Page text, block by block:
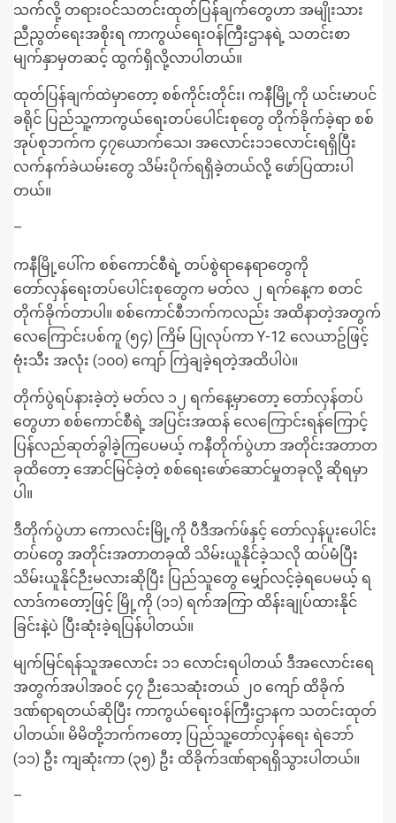
သက်လို့ တရားဝင်သတင်းထုတ်ပြန်ချက်တွေဟာ အမျိုးသား
ညီညွတ်ရေးအစိုးရ ကာကွယ်ရေးဝန်ကြီးဌာနရဲ့ သတင်းစာ
မျက်နှာမှတဆင့် ထွက်ရှိလို့လာပါတယ်။
ထုတ်ပြန်ချက်ထဲမှာတော့ စစ်ကိုင်းတိုင်း၊ ကနီမြို့ကို ယင်းမာပင်
ခရိုင် ပြည်သူ့ကာကွယ်ရေးတပ်ပေါင်းစုတွေ တိုက်ခိုက်ခဲ့ရာ စစ်
အုပ်စုဘက်က ၄၇ယောက်သေ၊ အလောင်း၁၁လောင်းရရှိပြီး
လက်နက်ခဲယမ်းတွေ သိမ်းပိုက်ရရှိခဲ့တယ်လို့ ဖော်ပြထားပါ
တယ်။
–
ကနီမြို့ပေါ်က စစ်ကောင်စီရဲ့ တပ်စွဲရာနေရာတွေကို
တော်လှန်ရေးတပ်ပေါင်းစုတွေက မတ်လ ၂ ရက်နေ့က စတင်
တိုက်ခိုက်တာပါ။ စစ်ကောင်စီဘက်ကလည်း အထိနာတဲ့အတွက်
လေကြောင်းပစ်ကူ (၅၄) ကြိမ် ပြုလုပ်ကာ Y-12 လေယာဥ်ဖြင့်
ဗုံးသီး အလုံး (၁၀၀) ကျော် ကြဲချခဲ့ရတဲ့အထိပါပဲ။
တိုက်ပွဲရပ်နားခဲ့တဲ့ မတ်လ ၁၂ ရက်နေ့မှာတော့ တော်လှန်တပ်
တွေဟာ စစ်ကောင်စီရဲ့ အပြင်းအထန် လေကြောင်းရန်ကြောင့်
ပြန်လည်ဆုတ်ခွါခဲ့ကြပေမယ့် ကနီတိုက်ပွဲဟာ အတိုင်းအတာတ
ခုထိတော့ အောင်မြင်ခဲ့တဲ့ စစ်ရေးဖော်ဆောင်မှုတခုလို့ ဆိုရမှာ
ပါ။
ဒီတိုက်ပွဲဟာ ကောလင်းမြို့ကို ပီဒီအက်ဖ်နှင့် တော်လှန်ပူးပေါင်း
တပ်တွေ အတိုင်းအတာတခုထိ သိမ်းယူနိုင်ခဲ့သလို ထပ်မံပြီး
သိမ်းယူနိုင်ဉီးမလားဆိုပြီး ပြည်သူတွေ မျှော်လင့်ခဲ့ရပေမယ့် ရ
လာဒ်ကတော့ဖြင့် မြို့ကို (၁၁) ရက်အကြာ ထိန်းချုပ်ထားနိုင်
ခြင်းနဲ့ပဲ ပြီးဆုံးခဲ့ရပြန်ပါတယ်။
မျက်မြင်ရန်သူအလောင်း ၁၁ လောင်းရပါတယ် ဒီအလောင်းရေ
အတွက်အပါအဝင် ၄၇ ဉီးသေဆုံးတယ် ၂၀ ကျော် ထိခိုက်
ဒဏ်ရာရတယ်ဆိုပြီး ကာကွယ်ရေးဝန်ကြီးဌာနက သတင်းထုတ်
ပါတယ်။ မိမိတို့ဘက်ကတော့ ပြည်သူ့တော်လှန်ရေး ရဲဘော်
(၁၁) ဦး ကျဆုံးကာ (၃၅) ဦး ထိခိုက်ဒဏ်ရာရရှိသွားပါတယ်။
–